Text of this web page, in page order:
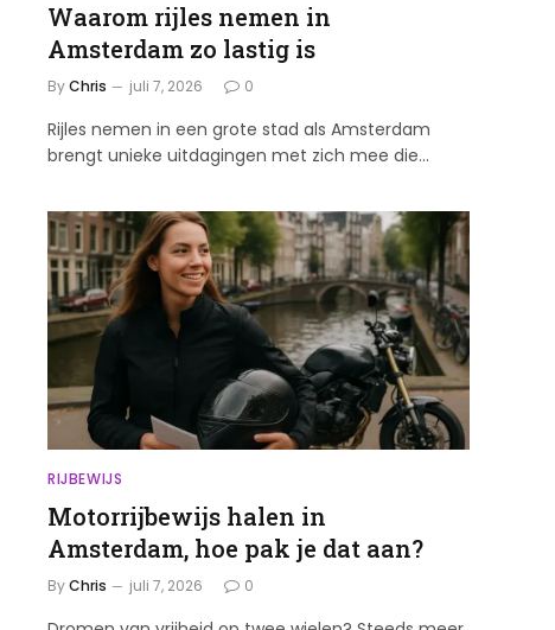
Waarom rijles nemen in
Amsterdam zo lastig is
ByChris juli 7, 2026 0
Rijles nemen in een grote stad als Amsterdam
brengt unieke uitdagingen met zich mee die…
RIJBEWIJS
Motorrijbewijs halen in
Amsterdam, hoe pak je dat aan?
ByChris juli 7, 2026 0